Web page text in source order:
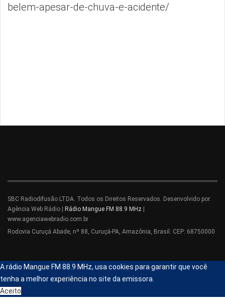
belem-apesar-de-chuva-e-acidente/
SBC Radiodifusão LTDA. Todos os Direitos Reservados. Desenvolvido por:
Agência Web Rádio | Rádio Mangue FM 88.9 MHz |
www.agenciawebradio.com.br
Rodovia Curuçá Abade, nº 88, Curuçá-PA, Amazônia, Brasil. CEP: 68750000
A rádio Mangue FM 88.9 MHz, usa cookies para garantir que você
tenha a melhor experiência no site da emissora.
Aceito